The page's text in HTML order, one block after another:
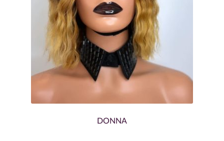
DONNA